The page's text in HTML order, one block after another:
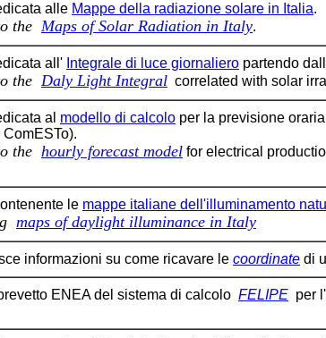
alle Mappe della radiazione solare in Italia.
the Maps of Solar Radiation in Italy.
all' Integrale di luce giornaliero partendo
the Daly Light Integral correlated with solar
al modello di calcolo per la previsione
the hourly forecast model for electrical
le mappe italiane dell'illuminamento
maps of daylight illuminance in Italy
informazioni su come ricavare le coordinate di
ENEA del sistema di calcolo FELIPE per